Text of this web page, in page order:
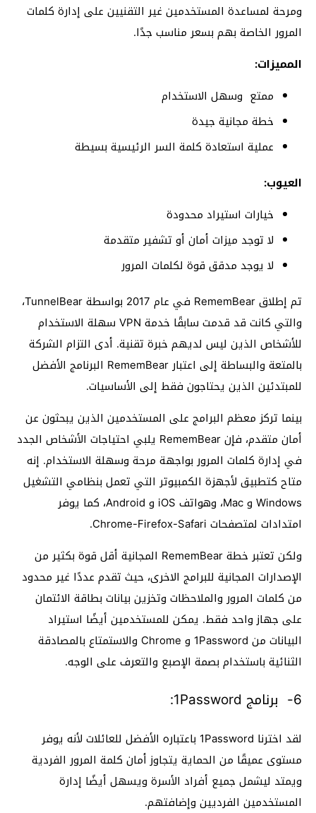
ومرحة لمساعدة المستخدمين غير التقنيين على إدارة كلمات
المرور الخاصة بهم بسعر مناسب جدًا.
المميزات:
ممتع وسهل الاستخدام
خطة مجانية جيدة
عملية استعادة كلمة السر الرئيسية بسيطة
العيوب:
خيارات استيراد محدودة
لا توجد ميزات أمان أو تشفير متقدمة
لا يوجد مدقق قوة لكلمات المرور
تم إطلاق RememBear في عام 2017 بواسطة TunnelBear،
والتي كانت قد قدمت سابقًا خدمة VPN سهلة الاستخدام
للأشخاص الذين ليس لديهم خبرة تقنية. أدى التزام الشركة
بالمتعة والبساطة إلى اعتبار RememBear البرنامج الأفضل
للمبتدئين الذين يحتاجون فقط إلى الأساسيات.
بينما تركز معظم البرامج على المستخدمين الذين يبحثون عن
أمان متقدم، فإن RememBear يلبي احتياجات الأشخاص الجدد
في إدارة كلمات المرور بواجهة مرحة وسهلة الاستخدام. إنه
متاح كتطبيق لأجهزة الكمبيوتر التي تعمل بنظامي التشغيل
Windows و Mac، وهواتف iOS و Android، كما يوفر
امتدادات لمتصفحات Chrome-Firefox-Safari.
ولكن تعتبر خطة RememBear المجانية أقل قوة بكثير من
الإصدارات المجانية للبرامج الاخرى، حيث تقدم عددًا غير محدود
من كلمات المرور والملاحظات وتخزين بيانات بطاقة الائتمان
على جهاز واحد فقط. يمكن للمستخدمين أيضًا استيراد
البيانات من 1Password و Chrome والاستمتاع بالمصادقة
الثنائية باستخدام بصمة الإصبع والتعرف على الوجه.
6- برنامج 1Password:
لقد اخترنا 1Password باعتباره الأفضل للعائلات لأنه يوفر
مستوى عميقًا من الحماية يتجاوز أمان كلمة المرور الفردية
ويمتد ليشمل جميع أفراد الأسرة ويسهل أيضًا إدارة
المستخدمين الفرديين وإضافتهم.